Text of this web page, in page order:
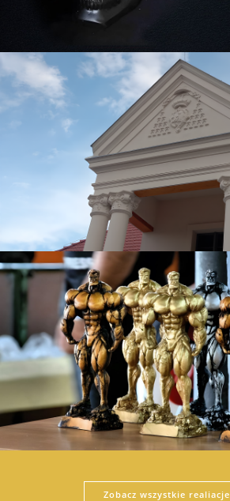
Zobacz wszystkie realiacje